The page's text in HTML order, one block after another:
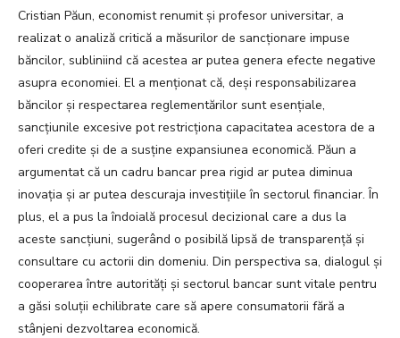
Cristian Păun, economist renumit și profesor universitar, a
realizat o analiză critică a măsurilor de sancționare impuse
băncilor, subliniind că acestea ar putea genera efecte negative
asupra economiei. El a menționat că, deși responsabilizarea
băncilor și respectarea reglementărilor sunt esențiale,
sancțiunile excesive pot restricționa capacitatea acestora de a
oferi credite și de a susține expansiunea economică. Păun a
argumentat că un cadru bancar prea rigid ar putea diminua
inovația și ar putea descuraja investițiile în sectorul financiar. În
plus, el a pus la îndoială procesul decizional care a dus la
aceste sancțiuni, sugerând o posibilă lipsă de transparență și
consultare cu actorii din domeniu. Din perspectiva sa, dialogul și
cooperarea între autorități și sectorul bancar sunt vitale pentru
a găsi soluții echilibrate care să apere consumatorii fără a
stânjeni dezvoltarea economică.